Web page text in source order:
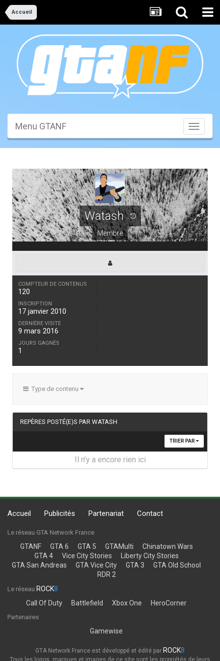
Accueil
Toggle
Menu GTANF
Watash
Membre
COMPTEUR DE CONTENUS
120
INSCRIPTION
17 janvier 2010
DERNIÈRE VISITE
9 mars 2016
JOURS GAGNÉS
1
Type de contenu
REPÈRES POSTÉ(E)S PAR WATASH
TRIER PAR
Il n’y a encore rien ici
Accueil Publicités Partenariat Contact
Le réseau GTA Network France
GTANF GTA 6 GTA 5 GTAMulti
Chinatown Wars
GTA 4
Vice City Stories
Liberty City Stories
GTA San Andreas
GTA Vice City GTA 3
GTA Old School
RDR 2
Le réseau ROCK8
Call Of Duty
Battlefield Xbox One HeroCorner
Partenaires
Gamewise
GTA Network France est développé et édité par ROCK8